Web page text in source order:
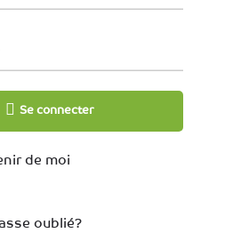
Se connecter
de moi
oublié?